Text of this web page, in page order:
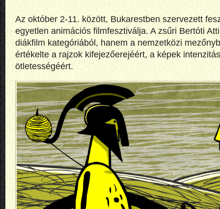
Az október 2-11. között, Bukarestben szervezett
egyetlen animációs filmfesztiválja. A zsűri Bertóti
diákfilm kategóriából, hanem a nemzetközi
értékelte a rajzok kifejezőerejéért, a képek
ötletességéért.